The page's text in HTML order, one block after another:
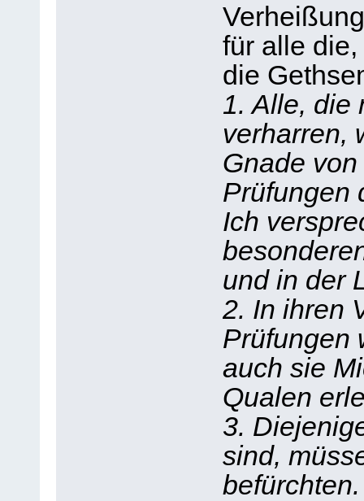
für alle
die
1. Alle, die
verharren,
Gnade
Prüfungen
Ich
und in der
2. In ihren
Prüfungen
auch sie
Qualen
3.
sind,
befürchten.